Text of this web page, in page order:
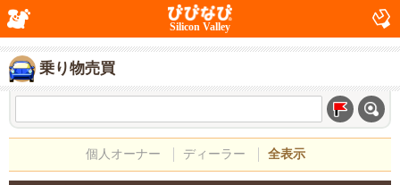
Silicon Valley
乗り物売買
個人オーナー ディーラー 全表示